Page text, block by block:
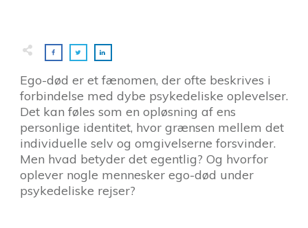
Ego-død er et fænomen, der ofte beskrives i
forbindelse med dybe psykedeliske oplevelser.
Det kan føles som en opløsning af ens
personlige identitet, hvor grænsen mellem det
individuelle selv og omgivelserne forsvinder.
Men hvad betyder det egentlig? Og hvorfor
oplever nogle mennesker ego-død under
psykedeliske rejser?